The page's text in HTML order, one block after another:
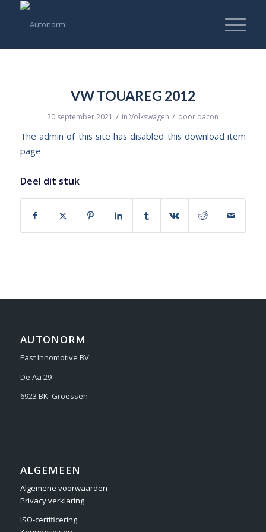
VW TOUAREG 2012
20 september 2021 / inVolkswagen / door dacon
The admin of this site has disabled this download item
page.
Deel dit stuk
AUTONORM
East Innomotive BV
De Aa 29
6923 BK Groessen
ALGEMEEN
Algemene voorwaarden
Privacy verklaring
ISO-certificering